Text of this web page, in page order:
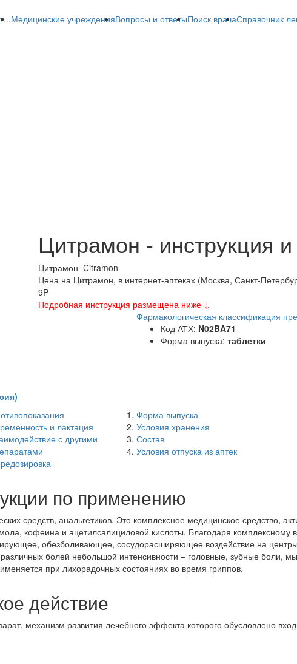
Медицинские учрежденияВопросы и ответыПоиск врачаСправочник
Цитрамон - инструкция
Цитрамон Citramon
Цена на Цитрамон, в интернет-аптеках (Москва, Санкт-
9P
Подробная инструкция размещена ниже ↓
Фармакологическая классификация
Код АТХ: N02BA71
Форма выпуска: таблетки
и лактация
с другими
Форма выпуска
Условия хранения
Состав
Условия отпуска из аптек
по применению
средств, анальгетиков. Это комплексное медицинское средство,
кофеина и ацетилсалициловой кислоты. Благодаря комплексному
обезболивающее, сосудорасширяющее воздействие на
болей небольшой интенсивности – головные, зубные боли,
при лихорадочных состояниях во время гриппов.
действие
механизм развития лечебного эффекта которого обусловлено